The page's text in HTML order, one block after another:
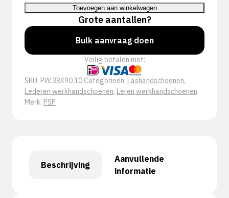
Lashandschoen
Hertensplitleer
aantal
Toevoegen aan winkelwagen
Grote aantallen?
Bulk aanvraag doen
Veilig betalen met:
SKU: PW.38490.10 Categorieën: Lashandschoenen,
Lederen werkhandschoenen, Leren werkhandschoenen
Merk: PSP
Beschrijving
Aanvullende
informatie